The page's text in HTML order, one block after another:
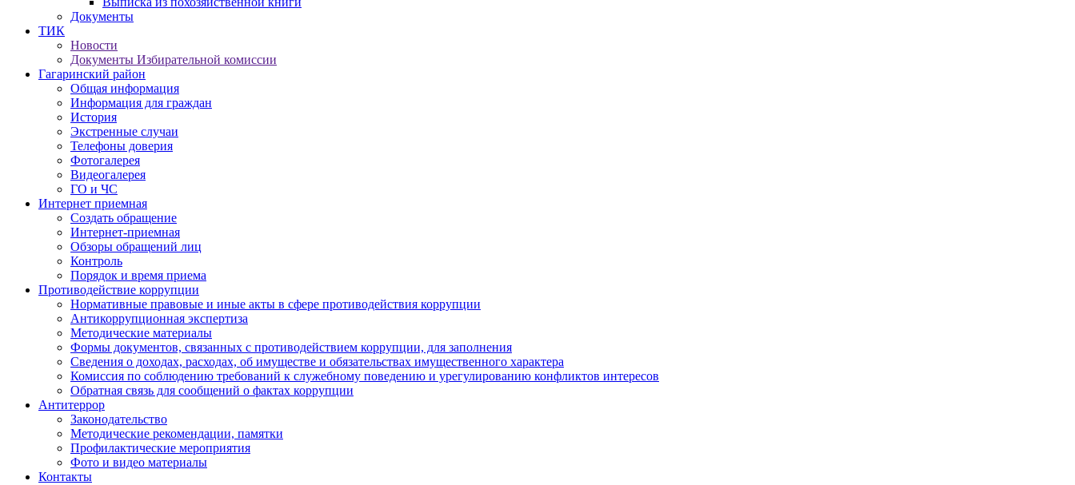
Документы
ТИК
Новости
Документы Избирательной комиссии
Гагаринский район
Общая информация
Информация для граждан
История
Экстренные случаи
Телефоны доверия
Фотогалерея
Видеогалерея
ГО и ЧС
Интернет приемная
Создать обращение
Интернет-приемная
Обзоры обращений лиц
Контроль
Порядок и время приема
Противодействие коррупции
Нормативные правовые и иные акты в сфере противодействия коррупции
Антикоррупционная экспертиза
Методические материалы
Формы документов, связанных с противодействием коррупции, для заполнения
Сведения о доходах, расходах, об имуществе и обязательствах имущественного характера
Комиссия по соблюдению требований к служебному поведению и урегулированию конфликтов интересов
Обратная связь для сообщений о фактах коррупции
Антитеррор
Законодательство
Методические рекомендации, памятки
Профилактические мероприятия
Фото и видео материалы
Контакты